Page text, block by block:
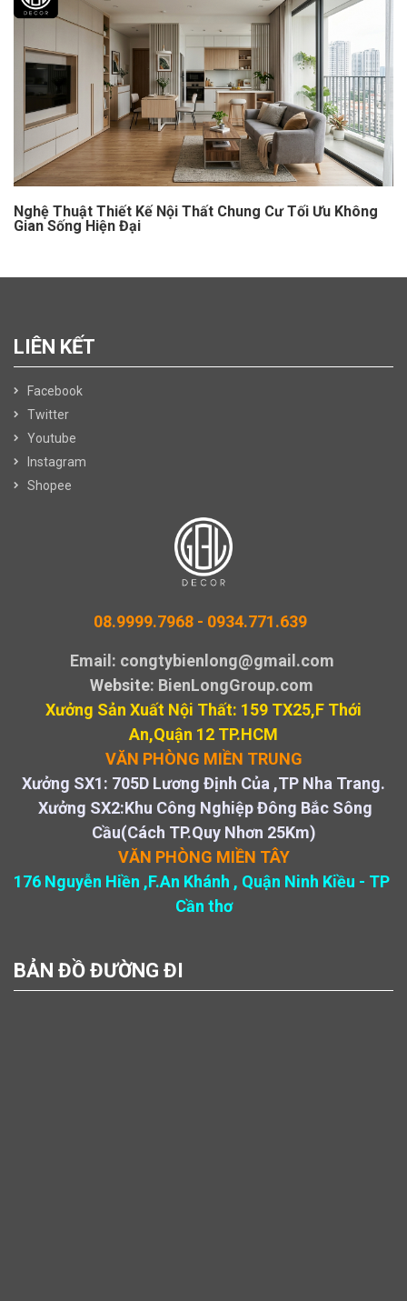
Nghệ Thuật Thiết Kế Nội Thất Chung Cư Tối Ưu Không
Gian Sống Hiện Đại
LIÊN KẾT
Facebook
Twitter
Youtube
Instagram
Shopee
08.9999.7968 - 0934.771.639
Email: congtybienlong@gmail.com
Website: BienLongGroup.com
Xưởng Sản Xuất Nội Thất: 159 TX25,F Thới
An,Quận 12 TP.HCM
VĂN PHÒNG MIỀN TRUNG
Xưởng SX1: 705D Lương Định Của ,TP Nha Trang.
Xưởng SX2:Khu Công Nghiệp Đông Bắc Sông
Cầu(Cách TP.Quy Nhơn 25Km)
VĂN PHÒNG MIỀN TÂY
176 Nguyễn Hiền ,F.An Khánh , Quận Ninh Kiều - TP
Cần thơ
BẢN ĐỒ ĐƯỜNG ĐI